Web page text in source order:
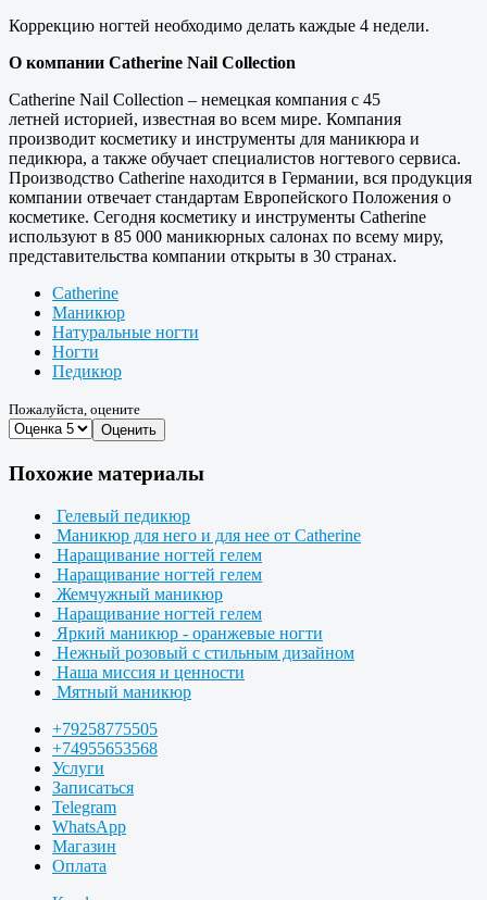
Коррекцию ногтей необходимо делать каждые 4 недели.
О компании Catherine Nail Collection
Catherine Nail Collection – немецкая компания с 45
летней историей, известная во всем мире. Компания
производит косметику и инструменты для маникюра и
педикюра, а также обучает специалистов ногтевого сервиса.
Производство Catherine находится в Германии, вся продукция
компании отвечает стандартам Европейского Положения о
косметике. Сегодня косметику и инструменты Catherine
используют в 85 000 маникюрных салонах по всему миру,
представительства компании открыты в 30 странах.
Catherine
Маникюр
Натуральные ногти
Ногти
Педикюр
Пожалуйста, оцените
Оценить
Похожие материалы
Гелевый педикюр
Маникюр для него и для нее от Catherine
Наращивание ногтей гелем
Наращивание ногтей гелем
Жемчужный маникюр
Наращивание ногтей гелем
Яркий маникюр - оранжевые ногти
Нежный розовый с стильным дизайном
Наша миссия и ценности
Мятный маникюр
+79258775505
+74955653568
Услуги
Записаться
Telegram
WhatsApp
Магазин
Оплата